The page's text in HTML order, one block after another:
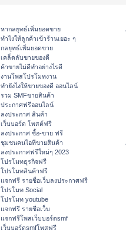
หากลยุทธ์เพิ่มยอดขาย
ทําไงให้ลูกค้าเข้าร้านเยอะ ๆ
กลยุทธ์เพิ่มยอดขาย
เคล็ดลับขายของดี
ค้าขายไม่ดีทำอย่างไรดี
งานโพสโปรโมทงาน
ทํายังไงให้ขายของดี ออนไลน์
รวม SMFขายสินค้า
ประกาศฟรีออนไลน์
ลงประกาศ สินค้า
เว็บบอร์ด โพสต์ฟรี
ลงประกาศ ซื้อ-ขาย ฟรี
ชุมชนคนไอทีขายสินค้า
ลงประกาศฟรีใหม่ๆ 2023
โปรโมทธุรกิจฟรี
โปรโมทสินค้าฟรี
แจกฟรี รายชื่อเว็บลงประกาศฟรี
โปรโมท Social
โปรโมท youtube
แจกฟรี รายชื่อเว็บ
แจกฟรีโพสเว็บบอร์ดsmf
เว็บบอร์ดsmfโพสฟรี